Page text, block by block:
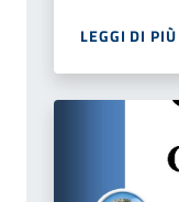
LEGGI DI PIÙ